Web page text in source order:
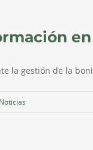
la gestión de la
Noticias